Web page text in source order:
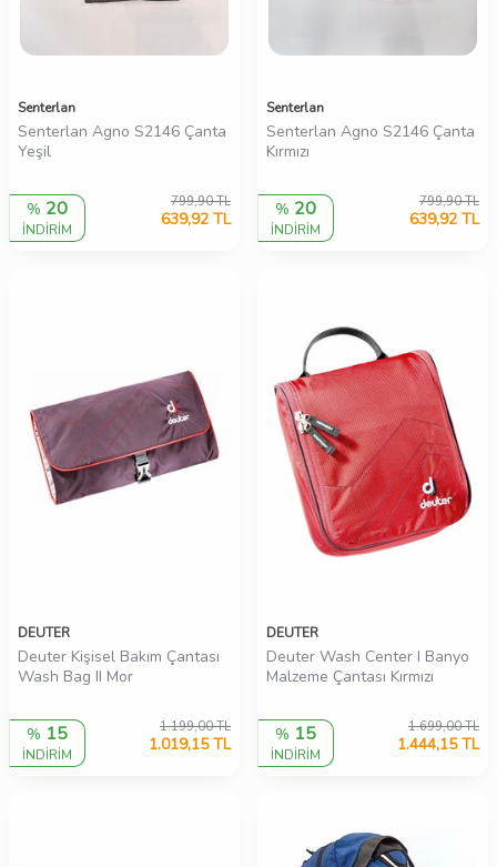
Senterlan
Senterlan Agno S2146 Çanta
Yeşil
% 20
İNDİRİM
799,90TL
639,92TL
Senterlan
Senterlan Agno S2146 Çanta
Kırmızı
% 20
İNDİRİM
799,90TL
639,92TL
DEUTER
Deuter Kişisel Bakım Çantası
Wash Bag II Mor
% 15
İNDİRİM
1.199,00TL
1.019,15TL
DEUTER
Deuter Wash Center I Banyo
Malzeme Çantası Kırmızı
% 15
İNDİRİM
1.699,00TL
1.444,15TL